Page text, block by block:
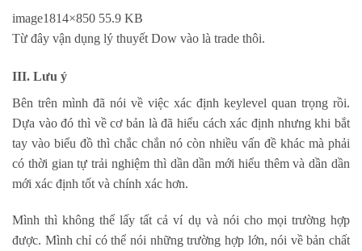
image1814×850 55.9 KB
Từ đây vận dụng lý thuyết Dow vào là trade thôi.
III. Lưu ý
Bên trên mình đã nói về việc xác định keylevel quan trọng rồi.
Dựa vào đó thì về cơ bản là đã hiểu cách xác định nhưng khi bắt
tay vào biểu đồ thì chắc chắn nó còn nhiều vấn đề khác mà phải
có thời gian tự trải nghiệm thì dần dần mới hiểu thêm và dần dần
mới xác định tốt và chính xác hơn.
Mình thì không thể lấy tất cả ví dụ và nói cho mọi trường hợp
được. Mình chỉ có thể nói những trường hợp lớn, nói về bản chất